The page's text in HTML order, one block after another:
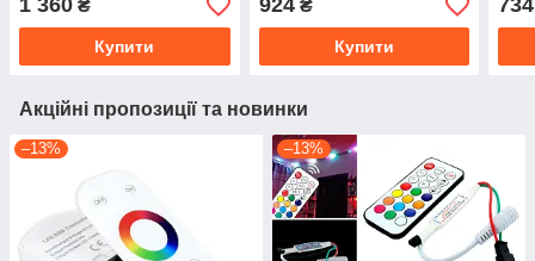
1 360 ₴
Купити
924₴
Купити
734
Акційні пропозиції та новинки
–13% –13%